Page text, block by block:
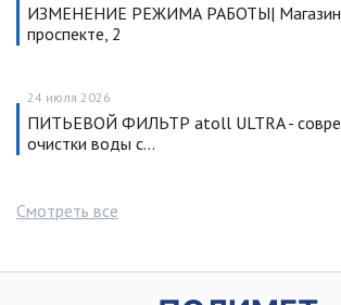
ИЗМЕНЕНИЕ РЕЖИМА РАБОТЫ| Магазин
проспекте, 2
24 июля 2026
ПИТЬЕВОЙ ФИЛЬТР atoll ULTRA -
очистки воды с…
Смотреть все